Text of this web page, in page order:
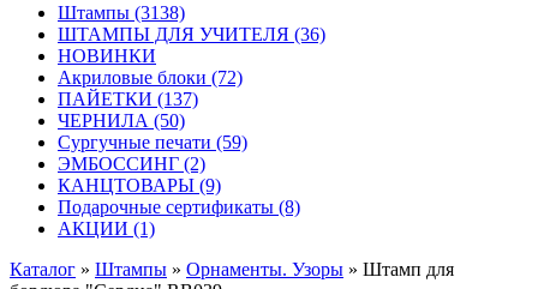
Штампы (3138)
ШТАМПЫ ДЛЯ УЧИТЕЛЯ (36)
НОВИНКИ
Акриловые блоки (72)
ПАЙЕТКИ (137)
ЧЕРНИЛА (50)
Сургучные печати (59)
ЭМБОССИНГ (2)
КАНЦТОВАРЫ (9)
Подарочные сертификаты (8)
АКЦИИ (1)
Каталог » Штампы » Орнаменты. Узоры » Штамп для